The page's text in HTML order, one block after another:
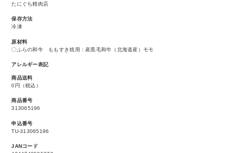
たにぐち精肉店
保存方法
冷凍
原材料
〇ふらの和牛 ももすき焼用：産黒毛和牛（北海道産）モモ
アレルギー表記
商品送料
0円（税込）
商品番号
313065196
申込番号
TU-313065196
JANコード